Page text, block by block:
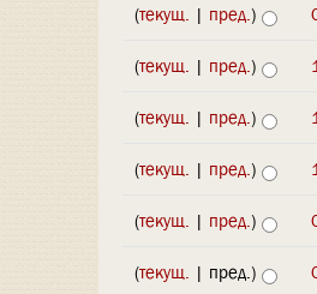
(текущ. | пред.)
(текущ. | пред.)
(текущ. | пред.)
(текущ. | пред.)
(текущ. | пред.)
(текущ. | пред.)